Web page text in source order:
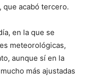
que acabó tercero.
en la que se
meteorológicas,
aunque sí en la
más ajustadas